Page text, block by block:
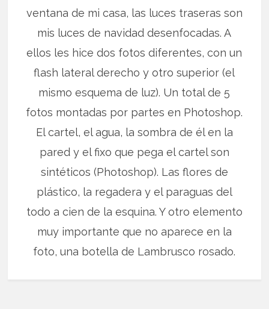
ventana de mi casa, las luces traseras son
mis luces de navidad desenfocadas. A
ellos les hice dos fotos diferentes, con un
flash lateral derecho y otro superior (el
mismo esquema de luz). Un total de 5
fotos montadas por partes en Photoshop.
El cartel, el agua, la sombra de él en la
pared y el fixo que pega el cartel son
sintéticos (Photoshop). Las flores de
plástico, la regadera y el paraguas del
todo a cien de la esquina. Y otro elemento
muy importante que no aparece en la
foto, una botella de Lambrusco rosado.